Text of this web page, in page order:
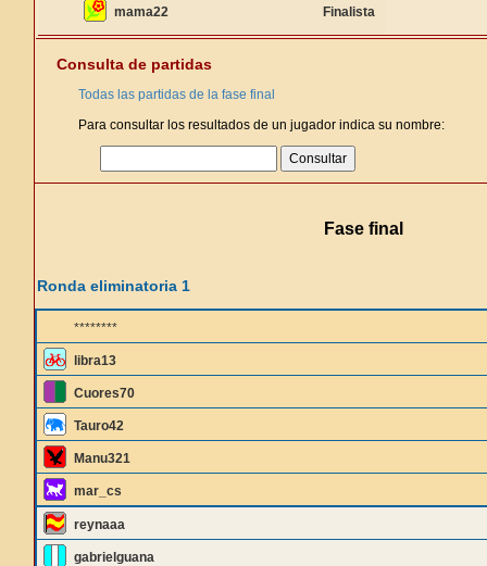
mama22 Finalista
Consulta de partidas
Todas las partidas de la fase final
Para consultar los resultados de un jugador indica su nombre:
Fase final
Ronda eliminatoria 1
********
libra13
Cuores70
Tauro42
Manu321
mar_cs
reynaaa
gabrielguana